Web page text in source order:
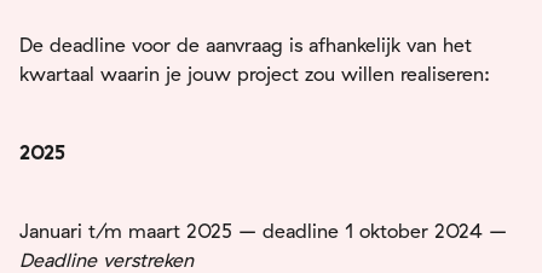
De deadline voor de aanvraag is afhankelijk van het
kwartaal waarin je jouw project zou willen realiseren:
2025
Januari t/m maart 2025 – deadline 1 oktober 2024 –
Deadline verstreken